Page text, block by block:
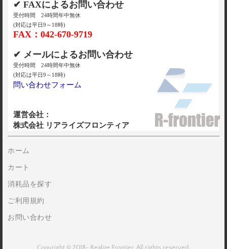
✔ FAXによるお問い合わせ
受付時間 24時間年中無休
(対応は平日9～18時)
FAX：042-670-9719
✔ メールによるお問い合わせ
受付時間 24時間年中無休
(対応は平日9～18時)
問い合わせフォーム
運営会社：
株式会社 リアライズフロンティア
ホーム
カート
消耗品を探す
ご利用規約
お問い合わせ
Copyright © 2018- Realize Frontier. All rights reserved.